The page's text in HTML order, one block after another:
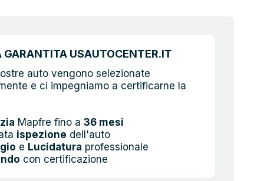
GARANTITA USAUTOCENTER.IT
auto vengono selezionate
e ci impegniamo a certificarne la
Mapfre fino a36 mesi
ispezione dell'auto
e Lucidatura professionale
con certificazione